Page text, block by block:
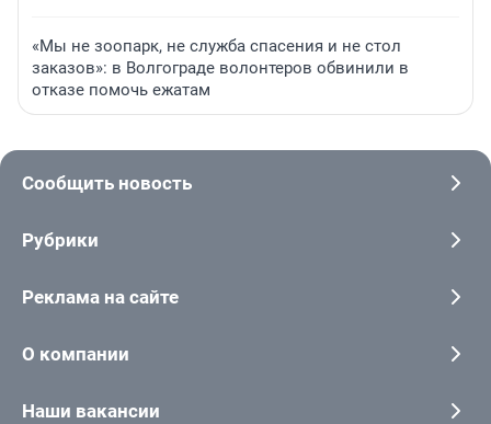
«Мы не зоопарк, не служба спасения и не стол
заказов»: в Волгограде волонтеров обвинили в
отказе помочь ежатам
Сообщить новость
Рубрики
Реклама на сайте
О компании
Наши вакансии